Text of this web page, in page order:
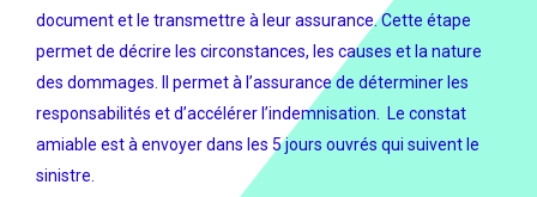
document et le transmettre à leur assurance. Cette étape
permet de décrire les circonstances, les causes et la nature
des dommages. Il permet à l’assurance de déterminer les
responsabilités et d’accélérer l’indemnisation. Le constat
amiable est à envoyer dans les 5 jours ouvrés qui suivent le
sinistre.